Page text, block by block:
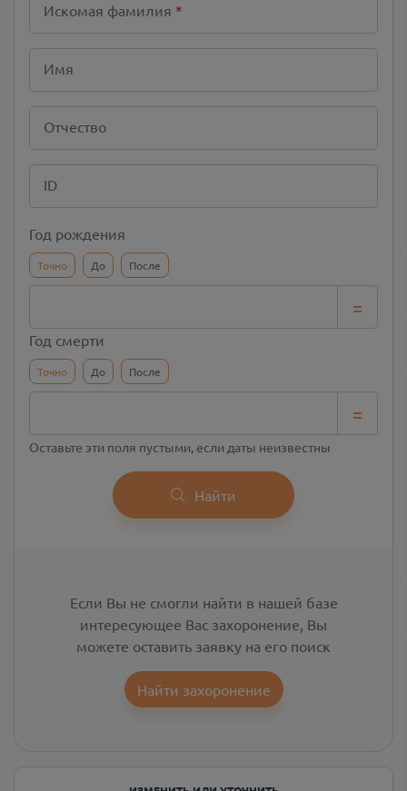
Искомая фамилия *
Имя
Отчество
ID
Год рождения
Точно До После
=
Год смерти
Точно До После
=
Оставьте эти поля пустыми, если даты неизвестны
Найти
Если Вы не смогли найти в нашей базе
интересующее Вас захоронение, Вы
можете оставить заявку на его поиск
Найти захоронение